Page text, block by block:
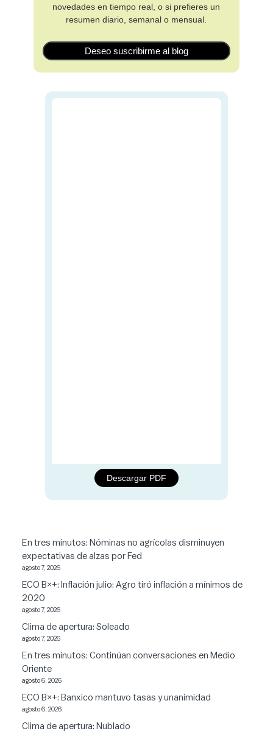
novedades en tiempo real, o si prefieres un
resumen diario, semanal o mensual.
Deseo suscribirme al blog
Descargar PDF
En tres minutos: Nóminas no agrícolas disminuyen
expectativas de alzas por Fed
agosto 7, 2026
ECO B×+: Inflación julio: Agro tiró inflación a mínimos de
2020
agosto 7, 2026
Clima de apertura: Soleado
agosto 7, 2026
En tres minutos: Continúan conversaciones en Medio
Oriente
agosto 6, 2026
ECO B×+: Banxico mantuvo tasas y unanimidad
agosto 6, 2026
Clima de apertura: Nublado